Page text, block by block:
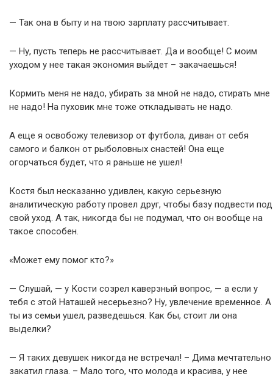
— Так она в быту и на твою зарплату рассчитывает.
— Ну, пусть теперь не рассчитывает. Да и вообще! С моим
уходом у нее такая экономия выйдет – закачаешься!
Кормить меня не надо, убирать за мной не надо, стирать мне
не надо! На пуховик мне тоже откладывать не надо.
А еще я освобожу телевизор от футбола, диван от себя
самого и балкон от рыболовных снастей! Она еще
огорчаться будет, что я раньше не ушел!
Костя был несказанно удивлен, какую серьезную
аналитическую работу провел друг, чтобы базу подвести под
свой уход. А так, никогда бы не подумал, что он вообще на
такое способен.
«Может ему помог кто?»
— Слушай, — у Кости созрел каверзный вопрос, — а если у
тебя с этой Наташей несерьезно? Ну, увлечение временное. А
ты из семьи ушел, разведешься. Как бы, стоит ли она
выделки?
— Я таких девушек никогда не встречал! – Дима мечтательно
закатил глаза. – Мало того, что молода и красива, у нее